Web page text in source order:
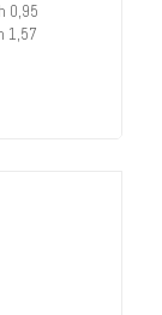
0,95
1,57